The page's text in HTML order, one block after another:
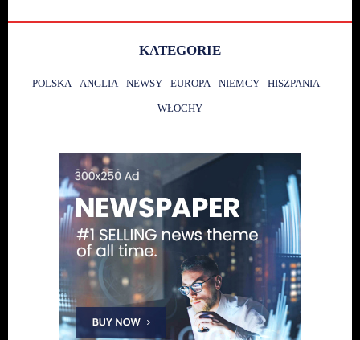
KATEGORIE
POLSKA ANGLIA NEWSY EUROPA NIEMCY HISZPANIA
WŁOCHY